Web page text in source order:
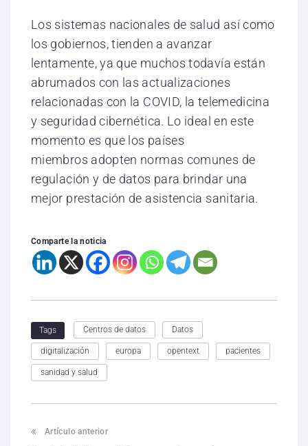
Los sistemas nacionales de salud así como
los gobiernos, tienden a avanzar
lentamente, ya que muchos todavía están
abrumados con las actualizaciones
relacionadas con la COVID, la telemedicina
y seguridad cibernética. Lo ideal en este
momento es que los países
miembros adopten normas comunes de
regulación y de datos para brindar una
mejor prestación de asistencia sanitaria.
Comparte la noticia
Tags Centros de datos Datos
digitalización europa opentext pacientes
sanidad y salud
Artículo anterior